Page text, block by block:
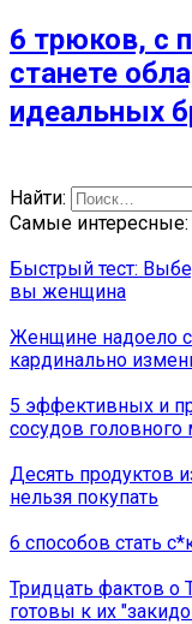
6 трюков, с
станете
идеальных
Найти:
Самые интересные:
Быстрый тест:
вы женщина
Женщине надоело
кардинально
5 эффективных и
сосудов головного
Десять продуктов
нельзя покупать
6 способов стать
Тридцать фактов о
готовы к их